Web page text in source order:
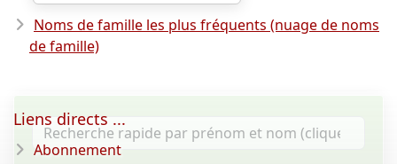
Noms de famille les plus fréquents (nuage de noms
de famille)
Liens directs ...
Abonnement